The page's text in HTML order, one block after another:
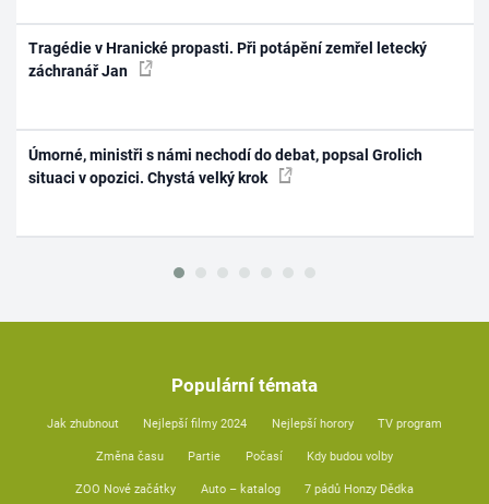
Tragédie v Hranické propasti. Při potápění zemřel letecký
záchranář Jan
Úmorné, ministři s námi nechodí do debat, popsal Grolich
situaci v opozici. Chystá velký krok
Populární témata
Jak zhubnout Nejlepší filmy 2024 Nejlepší horory TV program
Změna času Partie Počasí Kdy budou volby
ZOO Nové začátky Auto – katalog 7 pádů Honzy Dědka